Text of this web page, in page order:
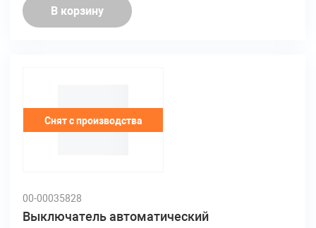
В корзину
Снят с производства
00-00035828
Выключатель автоматический